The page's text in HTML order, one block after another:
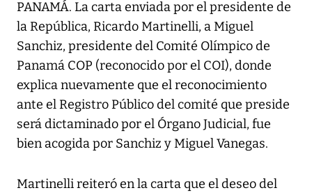
PANAMÁ. La carta enviada por el presidente de
la República, Ricardo Martinelli, a Miguel
Sanchiz, presidente del Comité Olímpico de
Panamá COP (reconocido por el COI), donde
explica nuevamente que el reconocimiento
ante el Registro Público del comité que preside
será dictaminado por el Órgano Judicial, fue
bien acogida por Sanchiz y Miguel Vanegas.
Martinelli reiteró en la carta que el deseo del